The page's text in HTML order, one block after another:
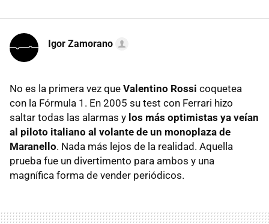
Igor Zamorano
No es la primera vez que Valentino Rossi coquetea
con la Fórmula 1. En 2005 su test con Ferrari hizo
saltar todas las alarmas y los más optimistas ya veían
al piloto italiano al volante de un monoplaza de
Maranello. Nada más lejos de la realidad. Aquella
prueba fue un divertimento para ambos y una
magnífica forma de vender periódicos.